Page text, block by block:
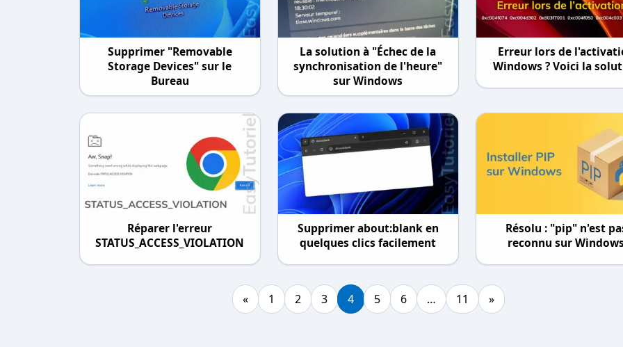
Supprimer "Removable
Storage Devices" sur le
Bureau
La solution à "Échec de la
synchronisation de l'heure"
sur Windows
Erreur lors de
Windows ? Voici la
Réparer l'erreur
STATUS_ACCESS_VIOLATION
Supprimer about:blank en
quelques clics facilement
Résolu : "pip" n'est
reconnu sur
« 1 2 3 4 5 6 … 11 »